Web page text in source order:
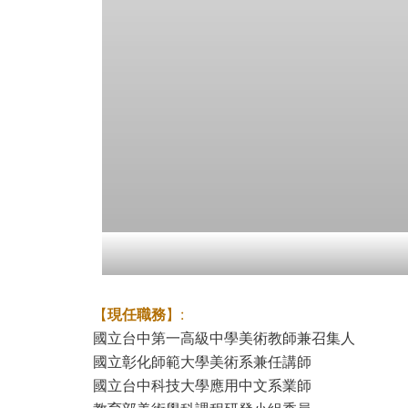
【現任職務】:
國立台中第一高級中學美術教師兼召集人
國立彰化師範大學美術系兼任講師
國立台中科技大學應用中文系業師